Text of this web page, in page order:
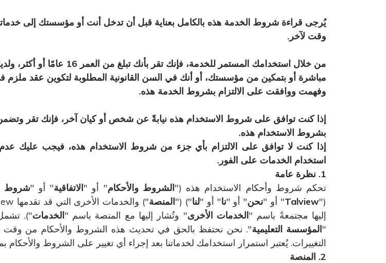
يُرجى قراءة شروط الخدمة هذه بالكامل بعناية قبل أن تدخل أنت أو مؤسستك إلى
وقت لآخر.
من خلال استخدامك المستمر
وفهمت ووافقت على الالتزام بشروط الخدمة هذه.
بشروط الاستخدام هذه.
إذا كنت لا توافق على الالتزام بأي جزء من شروط الاستخدام هذه، فيجب عليك
استخدام الخدمات على الفور.
1. نظرة عامة
تحكم شروط وأحكام الاستخدام هذه ("الشروط والأحكام" أو "الاتفاقية" أو "شروط
("
Talview" أو "نحن" أو "نا" أو "لنا") ("المنصة") والخدمات الأخرى التي قد تقدمها Talview، بما في ذلك الموقع الإلكتروني
إليها مجتمعةً باسم "الخدمات الأخرى" وتُشار إليها مع المنصة باسم "الخدمات").
"المؤسسة التعليمية". نحن نحتفظ بالحق في تحديث هذه الشروط والأحكام من وقت
التغييرات. يُعتبر استمرار استخدامك لخدماتنا بعد إجراء أي تغيير على الشروط والأحكام
2. المنصة